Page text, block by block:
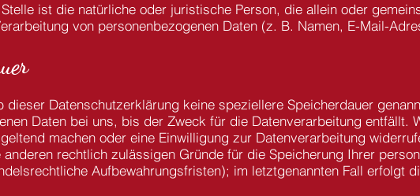
ist die natürliche oder juristische Person, die allein oder
von personenbezogenen Daten (z. B. Namen, E-Mail-
dieser Datenschutzerklärung keine speziellere Speicherdauer
Daten bei uns, bis der Zweck für die Datenverarbeitung entfällt.
machen oder eine Einwilligung zur Datenverarbeitung
rechtlich zulässigen Gründe für die Speicherung Ihrer
Aufbewahrungsfristen); im letztgenannten Fall erfolgt